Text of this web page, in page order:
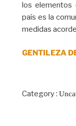
los elementos
país es la
medidas
GENTILEZA
Category :